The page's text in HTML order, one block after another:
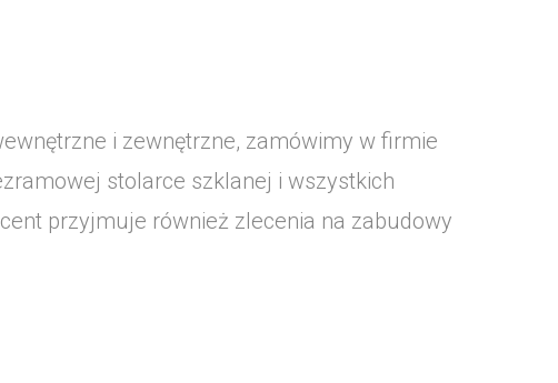
i zewnętrzne, zamówimy w firmie
stolarce szklanej i wszystkich
przyjmuje również zlecenia na zabudowy